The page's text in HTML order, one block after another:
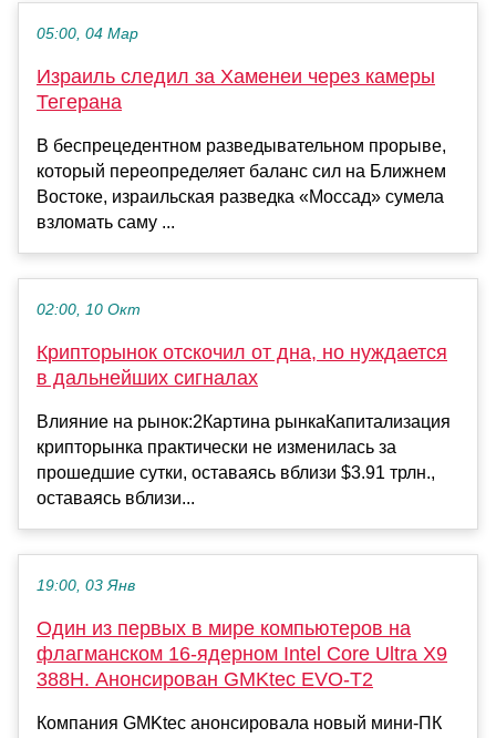
05:00, 04 Мар
Израиль следил за Хаменеи через камеры
Тегерана
В беспрецедентном разведывательном прорыве,
который переопределяет баланс сил на Ближнем
Востоке, израильская разведка «Моссад» сумела
взломать саму ...
02:00, 10 Окт
Крипторынок отскочил от дна, но нуждается
в дальнейших сигналах
Влияние на рынок:2Картина рынкаКапитализация
крипторынка практически не изменилась за
прошедшие сутки, оставаясь вблизи $3.91 трлн.,
оставаясь вблизи...
19:00, 03 Янв
Один из первых в мире компьютеров на
флагманском 16-ядерном Intel Core Ultra X9
388H. Анонсирован GMKtec EVO-T2
Компания GMKtec анонсировала новый мини-ПК